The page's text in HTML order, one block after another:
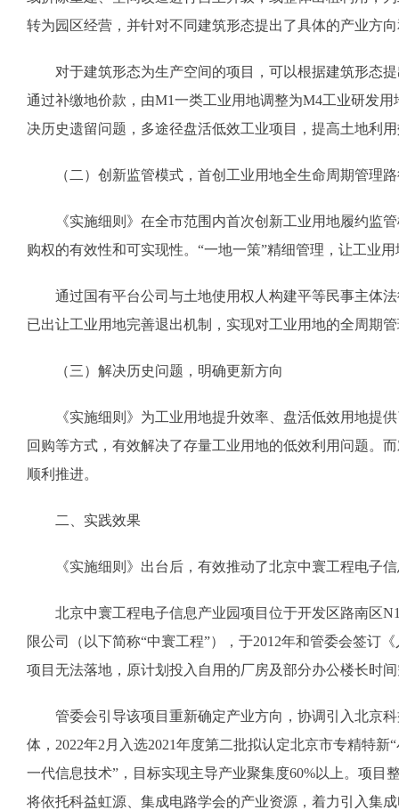
转为园区经营，并针对不同建筑形态提出了具体的产业方
对于建筑形态为生产空间的项目，可以根据建筑形态提
通过补缴地价款，由M1一类工业用地调整为M4工业研发
决历史遗留问题，多途径盘活低效工业项目，提高土地利
（二）创新监管模式，首创工业用地全生命周期管理路
《实施细则》在全市范围内首次创新工业用地履约监管
购权的有效性和可实现性。“一地一策”精细管理，让工业
通过国有平台公司与土地使用权人构建平等民事主体法
已出让工业用地完善退出机制，实现对工业用地的全周期
（三）解决历史问题，明确更新方向
《实施细则》为工业用地提升效率、盘活低效用地提供
回购等方式，有效解决了存量工业用地的低效利用问题。
顺利推进。
二、实践效果
《实施细则》出台后，有效推动了北京中寰工程电子信
北京中寰工程电子信息产业园项目位于开发区路南区
限公司（以下简称“中寰工程”），于2012年和管委会签订
项目无法落地，原计划投入自用的厂房及部分办公楼长时
管委会引导该项目重新确定产业方向，协调引入北京科
体，2022年2月入选2021年度第二批拟认定北京市专精特
一代信息技术”，目标实现主导产业聚集度60%以上。项目
将依托科益虹源、集成电路学会的产业资源，着力引入集